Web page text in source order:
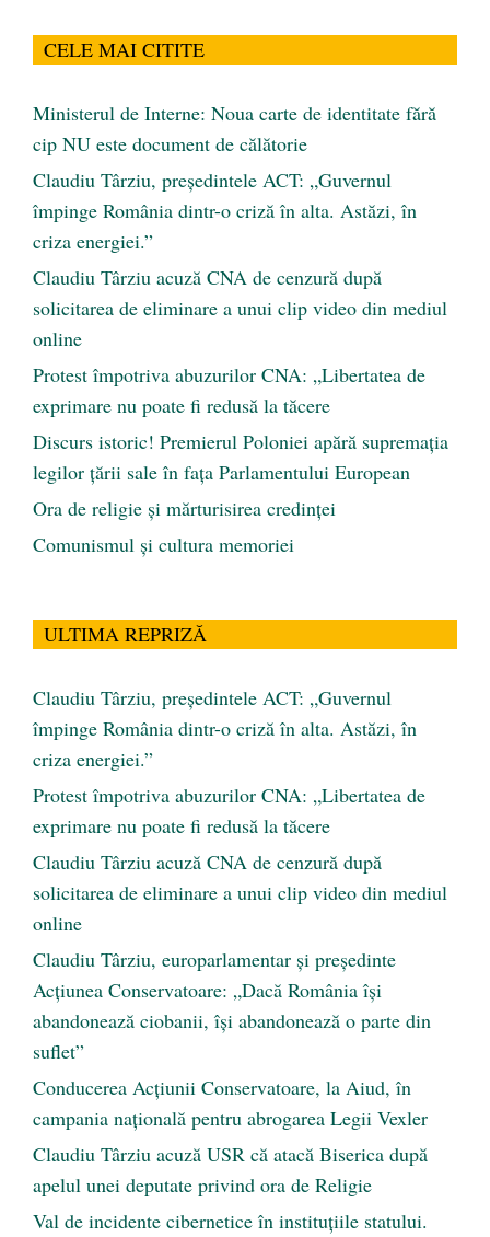
CELE MAI CITITE
Ministerul de Interne: Noua carte de identitate fără
cip NU este document de călătorie
Claudiu Târziu, președintele ACT: „Guvernul
împinge România dintr-o criză în alta. Astăzi, în
criza energiei.”
Claudiu Târziu acuză CNA de cenzură după
solicitarea de eliminare a unui clip video din mediul
online
Protest împotriva abuzurilor CNA: „Libertatea de
exprimare nu poate fi redusă la tăcere
Discurs istoric! Premierul Poloniei apără supremația
legilor țării sale în fața Parlamentului European
Ora de religie şi mărturisirea credinţei
Comunismul şi cultura memoriei
ULTIMA REPRIZĂ
Claudiu Târziu, președintele ACT: „Guvernul
împinge România dintr-o criză în alta. Astăzi, în
criza energiei.”
Protest împotriva abuzurilor CNA: „Libertatea de
exprimare nu poate fi redusă la tăcere
Claudiu Târziu acuză CNA de cenzură după
solicitarea de eliminare a unui clip video din mediul
online
Claudiu Târziu, europarlamentar și președinte
Acțiunea Conservatoare: „Dacă România își
abandonează ciobanii, își abandonează o parte din
suflet”
Conducerea Acțiunii Conservatoare, la Aiud, în
campania națională pentru abrogarea Legii Vexler
Claudiu Târziu acuză USR că atacă Biserica după
apelul unei deputate privind ora de Religie
Val de incidente cibernetice în instituțiile statului.